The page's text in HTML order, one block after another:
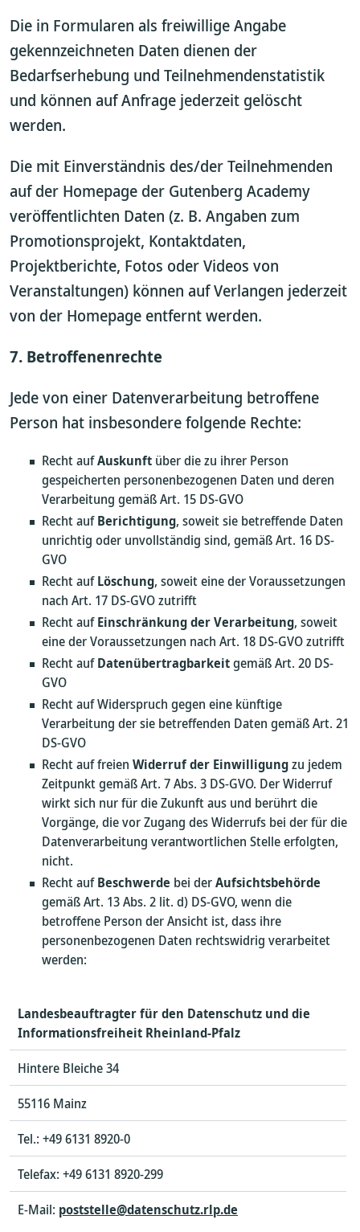
Die in Formularen als freiwillige Angabe
gekennzeichneten Daten dienen der
Bedarfserhebung und Teilnehmendenstatistik
und können auf Anfrage jederzeit gelöscht
werden.
Die mit Einverständnis des/der Teilnehmenden
auf der Homepage der Gutenberg Academy
veröffentlichten Daten (z. B. Angaben zum
Promotionsprojekt, Kontaktdaten,
Projektberichte, Fotos oder Videos von
Veranstaltungen) können auf Verlangen jederzeit
von der Homepage entfernt werden.
7. Betroffenenrechte
Jede von einer Datenverarbeitung betroffene
Person hat insbesondere folgende Rechte:
Recht aufAuskunft über die zu ihrer Person
gespeicherten personenbezogenen Daten und deren
Verarbeitung gemäß Art. 15 DS-GVO
Recht aufBerichtigung, soweit sie betreffende Daten
unrichtig oder unvollständig sind, gemäß Art. 16 DS-
GVO
Recht aufLöschung, soweit eine der Voraussetzungen
nach Art. 17 DS-GVO zutrifft
Recht aufEinschränkung der Verarbeitung, soweit
eine der Voraussetzungen nach Art. 18 DS-GVO zutrifft
Recht aufDatenübertragbarkeitgemäß Art. 20 DS-
GVO
Recht auf Widerspruch gegen eine künftige
Verarbeitung der sie betreffenden Daten gemäß Art. 21
DS-GVO
Recht auf freien Widerruf der Einwilligungzu jedem
Zeitpunkt gemäß Art. 7 Abs. 3 DS-GVO. Der Widerruf
wirkt sich nur für die Zukunft aus und berührt die
Vorgänge, die vor Zugang des Widerrufs bei der für die
Datenverarbeitung verantwortlichen Stelle erfolgten,
nicht.
Recht aufBeschwerde bei derAufsichtsbehörde
gemäß Art. 13 Abs. 2 lit. d) DS-GVO, wenn die
betroffene Person der Ansicht ist, dass ihre
personenbezogenen Daten rechtswidrig verarbeitet
werden:
Landesbeauftragter für den Datenschutz und die
Informationsfreiheit Rheinland-Pfalz
Hintere Bleiche 34
55116 Mainz
Tel.: +49 6131 8920-0
Telefax: +49 6131 8920-299
E-Mail: poststelle@datenschutz.rlp.de